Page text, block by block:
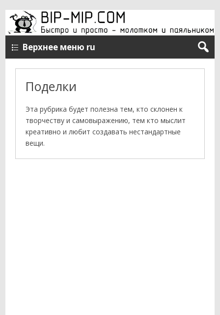
Верхнее меню ru
Поделки
Эта рубрика будет полезна тем, кто склонен к
творчеству и самовыражению, тем кто мыслит
креативно и любит создавать нестандартные
вещи.